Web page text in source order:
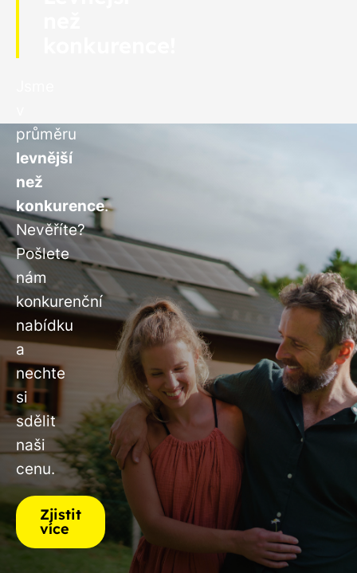
průměru
levnější
než
konkurence.
Nevěříte?
Pošlete
nám
konkurenční
nabídku
a
nechte
si
sdělit
naši
cenu.
Zjistit
více